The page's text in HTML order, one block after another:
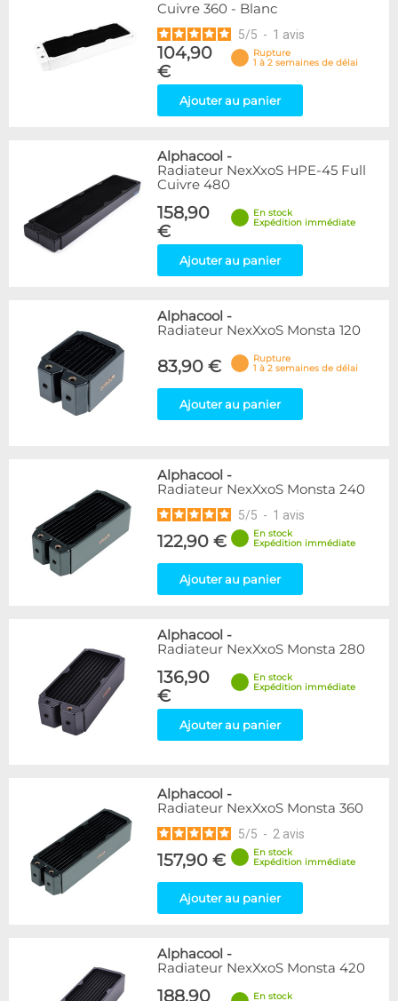
Cuivre 360 - Blanc
5/5 - 1 avis
104,90
€
Rupture
1 à 2 semaines de délai
Ajouter au panier
Alphacool -
Radiateur NexXxoS HPE-45 Full
Cuivre 480
158,90
€
En stock
Expédition immédiate
Ajouter au panier
Alphacool -
Radiateur NexXxoS Monsta 120
83,90 €
Rupture
1 à 2 semaines de délai
Ajouter au panier
Alphacool -
Radiateur NexXxoS Monsta 240
5/5 - 1 avis
122,90 €
En stock
Expédition immédiate
Ajouter au panier
Alphacool -
Radiateur NexXxoS Monsta 280
136,90
€
En stock
Expédition immédiate
Ajouter au panier
Alphacool -
Radiateur NexXxoS Monsta 360
5/5 - 2 avis
157,90 €
En stock
Expédition immédiate
Ajouter au panier
Alphacool -
Radiateur NexXxoS Monsta 420
188,90
En stock